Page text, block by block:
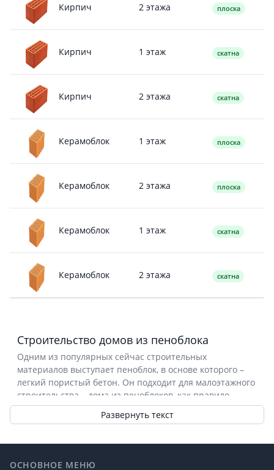
Кирпич 2 этажа плоска
Кирпич 1 этаж скатна
Кирпич 2 этажа скатна
Керамоблок 1 этаж плоска
Керамоблок 2 этажа плоска
Керамоблок 1 этаж скатна
Керамоблок 2 этажа скатна
Строительство домов из пеноблока
Одним из популярных сейчас строительных
материалов выступает пеноблок, в основе которого –
легкий пористый бетон. Он подходит для малоэтажного
строительства – дома из пеноблоков , как правило,
максимум двухэтажные. Это делает материал
идеальным для коттеджей, дач и других типов частных
сравнительно быстрое.
Основные компоненты пеноблока – цемент, песок, вода
Развернуть текст
ОСНОВНОЕ МЕНЮ